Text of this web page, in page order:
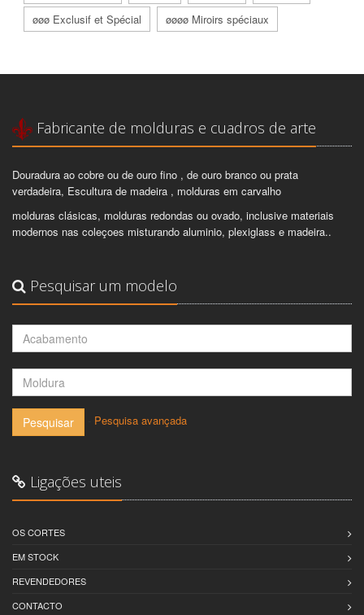
øøø Exclusif et Spécial
øøøø Miroirs spéciaux
Fabricante de molduras e cuadros de arte
Douradura ao cobre ou de ouro fino , de ouro branco ou prata
verdadeira, Escultura de madeira , molduras em carvalho
molduras clásicas, molduras redondas ou ovado, inclusive materiais
modernos nas coleçoes misturando aluminio, plexiglass e madeira..
Pesquisar um modelo
Pesquisar Pesquisa avançada
Ligações uteis
OS CORTES
EM STOCK
REVENDEDORES
CONTACTO